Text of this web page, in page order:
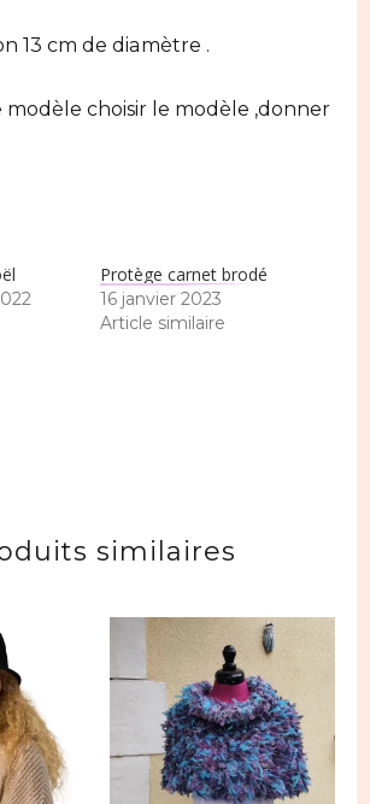
13 cm de diamètre .
modèle choisir le modèle ,donner
Protège carnet brodé
16 janvier 2023
Article similaire
similaires